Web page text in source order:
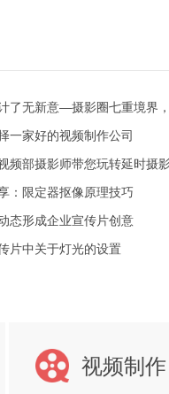
了无新意—摄影圈七重境界
一家好的视频制作公司
频部摄影师带您玩转延时摄
：限定器抠像原理技巧
态形成企业宣传片创意
片中关于灯光的设置
视频制作